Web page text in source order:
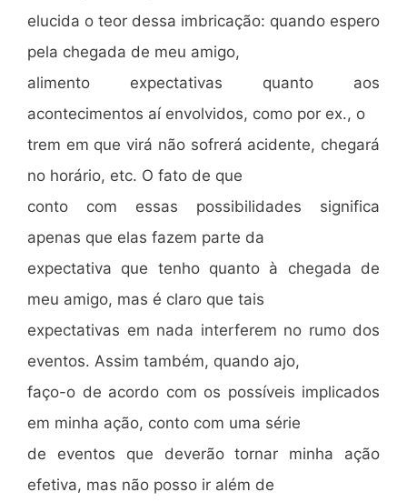
elucida o teor dessa imbricação: quando espero
pela chegada de meu amigo,
alimento expectativas quanto aos
acontecimentos aí envolvidos, como por ex., o
trem em que virá não sofrerá acidente, chegará
no horário, etc. O fato de que
conto com essas possibilidades significa
apenas que elas fazem parte da
expectativa que tenho quanto à chegada de
meu amigo, mas é claro que tais
expectativas em nada interferem no rumo dos
eventos. Assim também, quando ajo,
faço-o de acordo com os possíveis implicados
em minha ação, conto com uma série
de eventos que deverão tornar minha ação
efetiva, mas não posso ir além de